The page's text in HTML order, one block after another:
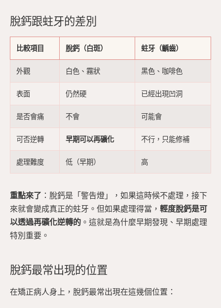
脫鈣跟蛀牙的差別
比較項目 脫鈣（白斑） 蛀牙（齲齒）
外觀 白色、霧狀 黑色、咖啡色
表面 仍然硬 已經出現凹洞
是否會痛 不會 可能會
可否逆轉 早期可以再礦化 不行，只能修補
處理難度 低（早期） 高
重點來了 ：脫鈣是「警告燈」，如果這時候不處理，接下
來就會變成真正的蛀牙。但如果處理得當， 輕度脫鈣是可
以透過再礦化逆轉的 。這就是為什麼早期發現、早期處理
特別重要。
脫鈣最常出現的位置
在矯正病人身上，脫鈣最常出現在這幾個位置：